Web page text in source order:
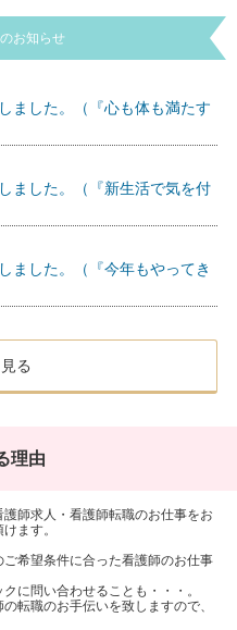
お知らせ
ました。（『心も体も満たす
ました。（『新生活で気を付
ました。（『今年もやってき
る
理由
師求人・看護師転職のお仕事をお
ます。
希望条件に合った看護師のお仕事
に問い合わせることも・・・。
転職のお手伝いを致しますので、